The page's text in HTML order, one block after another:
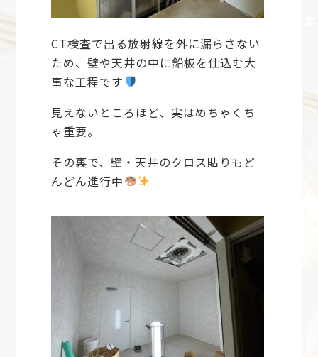
CT検査で出る放射線を外に漏らさない
ため、壁や天井の中に鉛板を仕込む大
事な工程です
見えないところほど、実はめちゃくち
ゃ重要。
その裏で、壁・天井のクロス貼りもど
んどん進行中